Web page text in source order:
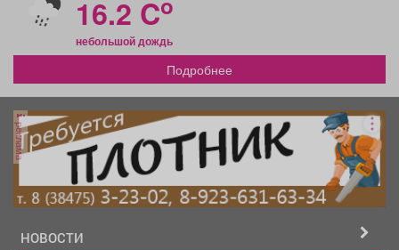
16.2 C
небольшой дождь
Подробнее
реклама
НОВОСТИ